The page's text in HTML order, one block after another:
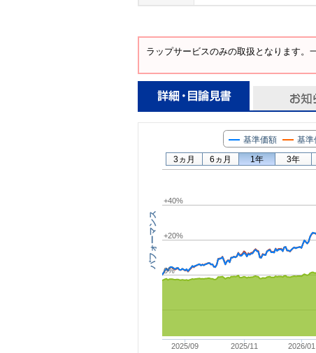
ラップサービスのみの取扱となります。
パフォーマンス
基準価額 基準
2025/09 2025/11 2026/01
0%
+20%
+40%
3ヵ月 6ヵ月 1年 3年